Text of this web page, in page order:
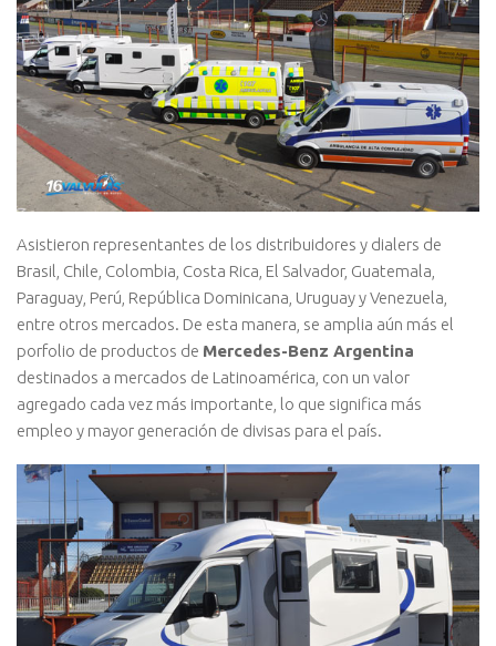
Asistieron representantes de los distribuidores y dialers de
Brasil, Chile, Colombia, Costa Rica, El Salvador, Guatemala,
Paraguay, Perú, República Dominicana, Uruguay y Venezuela,
entre otros mercados. De esta manera, se amplia aún más el
porfolio de productos de Mercedes-Benz Argentina
destinados a mercados de Latinoamérica, con un valor
agregado cada vez más importante, lo que significa más
empleo y mayor generación de divisas para el país.